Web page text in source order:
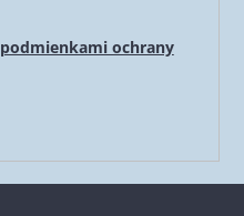
podmienkami ochrany